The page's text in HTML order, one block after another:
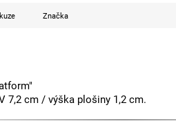
Značka
7,2 cm / výška plošiny 1,2 cm.